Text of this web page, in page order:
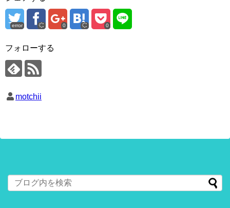
error 0 0
フォローする
motchii